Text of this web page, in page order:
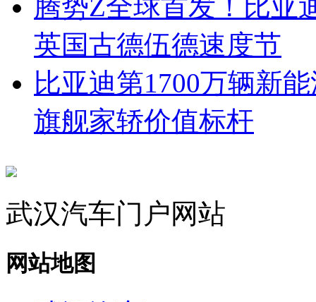
腾势Z全球首发！比亚
英国古德伍德速度节
比亚迪第1700万辆新
旗舰家轿价值标杆
武汉汽车门户网站
网站地图